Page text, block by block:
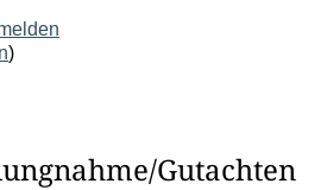
)
Gutachten